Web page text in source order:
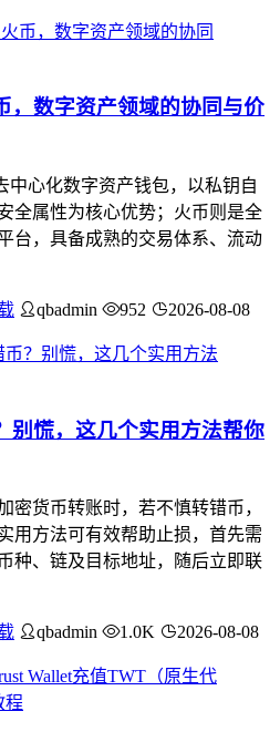
，数字资产领域的协同与价
中心化数字资产钱包，以私钥自
全属性为核心优势；火币则是全
台，具备成熟的交易体系、流动
qbadmin 952 2026-08-08
别慌，这几个实用方法帮你
密货币转账时，若不慎转错币，
用方法可有效帮助止损，首先需
种、链及目标地址，随后立即联
qbadmin 1.0K 2026-08-08